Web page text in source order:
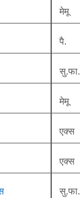
मेमू
पै.
सु.फा.
मेमू
एक्स
एक्स
सु.फा.